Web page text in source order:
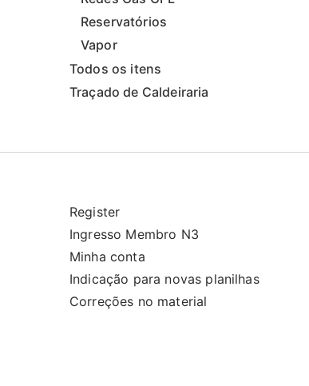
Reservatórios
Vapor
Todos os itens
Traçado de Caldeiraria
Register
Ingresso Membro N3
Minha conta
Indicação para novas planilhas
Correções no material